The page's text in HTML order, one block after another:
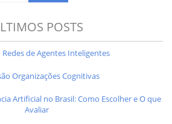
POSTS
Redes de Agentes Inteligentes
Organizações Cognitivas
Artificial no Brasil: Como Escolher e O que
Avaliar